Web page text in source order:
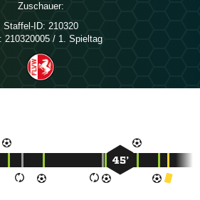
Zuschauer:
Staffel-ID: 210320
210320005 / 1. Spieltag
45’